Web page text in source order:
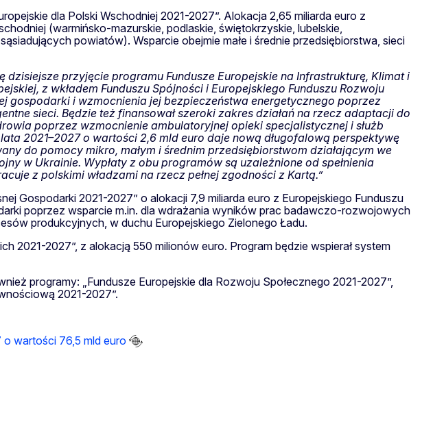
dla Polski Wschodniej 2021-2027”. Alokacja 2,65 miliarda euro z
(warmińsko-mazurskie, podlaskie, świętokrzyskie, lubelskie,
powiatów). Wsparcie obejmie małe i średnie przedsiębiorstwa, sieci
dzisiejsze przyjęcie programu Fundusze Europejskie na Infrastrukturę, Klimat i
z wkładem Funduszu Spójności i Europejskiego Funduszu Rozwoju
gospodarki i wzmocnienia jej bezpieczeństwa energetycznego poprzez
sieci. Będzie też finansował szeroki zakres działań na rzecz adaptacji do
poprzez wzmocnienie ambulatoryjnej opieki specjalistycznej i służb
2021–2027 o wartości 2,6 mld euro daje nową długofalową perspektywę
do pomocy mikro, małym i średnim przedsiębiorstwom działającym we
w Ukrainie. Wypłaty z obu programów są uzależnione od spełnienia
z polskimi władzami na rzecz pełnej zgodności z Kartą.”
Gospodarki 2021-2027” o alokacji 7,9 miliarda euro z Europejskiego Funduszu
poprzez wsparcie m.in. dla wdrażania wyników prac badawczo-rozwojowych
produkcyjnych, w duchu Europejskiego Zielonego Ładu.
2021-2027”, z alokacją 550 milionów euro. Program będzie wspierał system
programy: „Fundusze Europejskie dla Rozwoju Społecznego 2021-2027”,
2021-2027”.
wartości 76,5 mld euro